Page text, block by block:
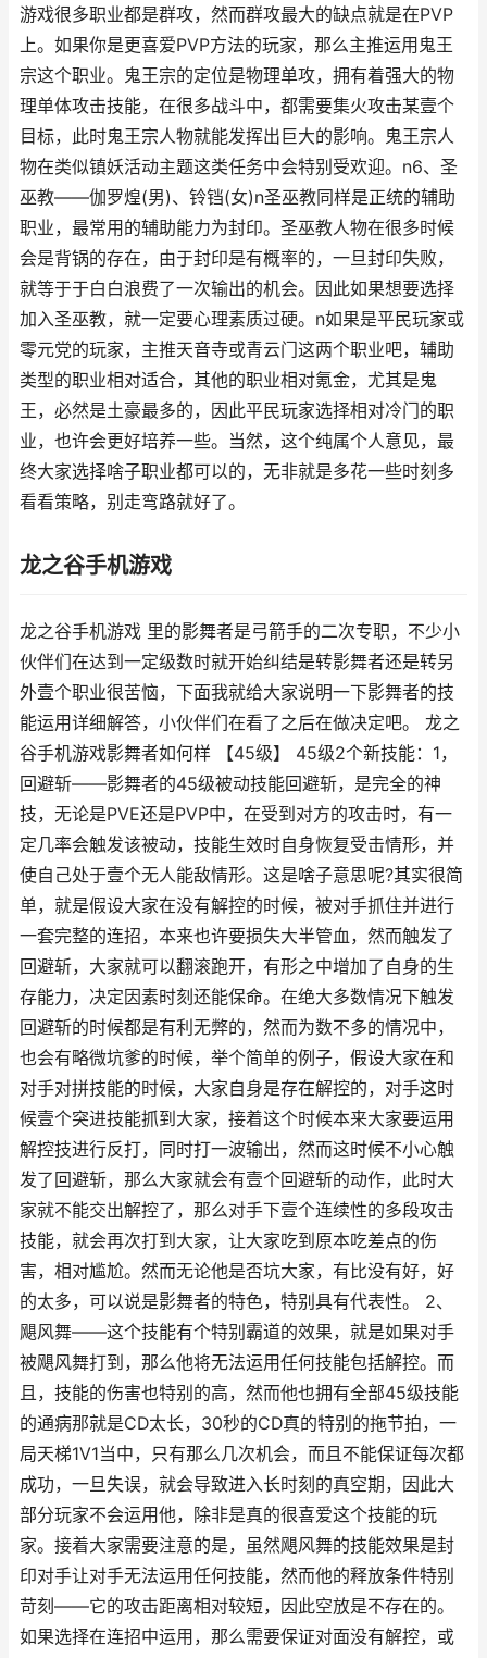
游戏很多职业都是群攻，然而群攻最大的缺点就是在PVP
上。如果你是更喜爱PVP方法的玩家，那么主推运用鬼王
宗这个职业。鬼王宗的定位是物理单攻，拥有着强大的物
理单体攻击技能，在很多战斗中，都需要集火攻击某壹个
目标，此时鬼王宗人物就能发挥出巨大的影响。鬼王宗人
物在类似镇妖活动主题这类任务中会特别受欢迎。n6、圣
巫教——伽罗煌(男)、铃铛(女)n圣巫教同样是正统的辅助
职业，最常用的辅助能力为封印。圣巫教人物在很多时候
会是背锅的存在，由于封印是有概率的，一旦封印失败，
就等于于白白浪费了一次输出的机会。因此如果想要选择
加入圣巫教，就一定要心理素质过硬。n如果是平民玩家或
零元党的玩家，主推天音寺或青云门这两个职业吧，辅助
类型的职业相对适合，其他的职业相对氪金，尤其是鬼
王，必然是土豪最多的，因此平民玩家选择相对冷门的职
业，也许会更好培养一些。当然，这个纯属个人意见，最
终大家选择啥子职业都可以的，无非就是多花一些时刻多
看看策略，别走弯路就好了。
龙之谷手机游戏
龙之谷手机游戏 里的影舞者是弓箭手的二次专职，不少小
伙伴们在达到一定级数时就开始纠结是转影舞者还是转另
外壹个职业很苦恼，下面我就给大家说明一下影舞者的技
能运用详细解答，小伙伴们在看了之后在做决定吧。 龙之
谷手机游戏影舞者如何样 【45级】 45级2个新技能：1，
回避斩——影舞者的45级被动技能回避斩，是完全的神
技，无论是PVE还是PVP中，在受到对方的攻击时，有一
定几率会触发该被动，技能生效时自身恢复受击情形，并
使自己处于壹个无人能敌情形。这是啥子意思呢?其实很简
单，就是假设大家在没有解控的时候，被对手抓住并进行
一套完整的连招，本来也许要损失大半管血，然而触发了
回避斩，大家就可以翻滚跑开，有形之中增加了自身的生
存能力，决定因素时刻还能保命。在绝大多数情况下触发
回避斩的时候都是有利无弊的，然而为数不多的情况中，
也会有略微坑爹的时候，举个简单的例子，假设大家在和
对手对拼技能的时候，大家自身是存在解控的，对手这时
候壹个突进技能抓到大家，接着这个时候本来大家要运用
解控技进行反打，同时打一波输出，然而这时候不小心触
发了回避斩，那么大家就会有壹个回避斩的动作，此时大
家就不能交出解控了，那么对手下壹个连续性的多段攻击
技能，就会再次打到大家，让大家吃到原本吃差点的伤
害，相对尴尬。然而无论他是否坑大家，有比没有好，好
的太多，可以说是影舞者的特色，特别具有代表性。 2、
飓风舞——这个技能有个特别霸道的效果，就是如果对手
被飓风舞打到，那么他将无法运用任何技能包括解控。而
且，技能的伤害也特别的高，然而他也拥有全部45级技能
的通病那就是CD太长，30秒的CD真的特别的拖节拍，一
局天梯1V1当中，只有那么几次机会，而且不能保证每次都
成功，一旦失误，就会导致进入长时刻的真空期，因此大
部分玩家不会运用他，除非是真的很喜爱这个技能的玩
家。接着大家需要注意的是，虽然飓风舞的技能效果是封
印对手让对手无法运用任何技能，然而他的释放条件特别
苛刻——它的攻击距离相对较短，因此空放是不存在的。
如果选择在连招中运用，那么需要保证对面没有解控，或